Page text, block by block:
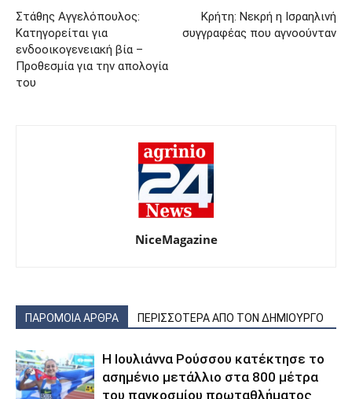
Στάθης Αγγελόπουλος:
Κατηγορείται για
ενδοοικογενειακή βία –
Προθεσμία για την απολογία
του
Κρήτη: Νεκρή η Ισραηλινή
συγγραφέας που αγνοούνταν
NiceMagazine
ΠΑΡΟΜΟΙΑ ΑΡΘΡΑ ΠΕΡΙΣΣΟΤΕΡΑ ΑΠΟ ΤΟΝ ΔΗΜΙΟΥΡΓΟ
Η Ιουλιάννα Ρούσσου κατέκτησε το
ασημένιο μετάλλιο στα 800 μέτρα
του παγκοσμίου πρωταθλήματος